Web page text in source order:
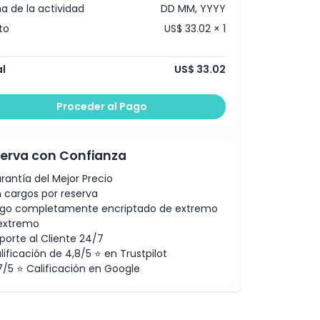
de la actividad
DD MM, YYYY
US$ 33.02 × 1
US$ 33.02
Proceder al Pago
con Confianza
del Mejor Precio
cargos por reserva
completamente encriptado de extremo
al Cliente 24/7
de 4,8/5 ⭐ en Trustpilot
5 ⭐ Calificación en Google